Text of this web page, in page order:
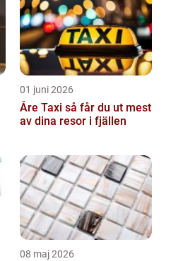
01 juni 2026
Åre Taxi så får du ut mest
av dina resor i fjällen
08 maj 2026